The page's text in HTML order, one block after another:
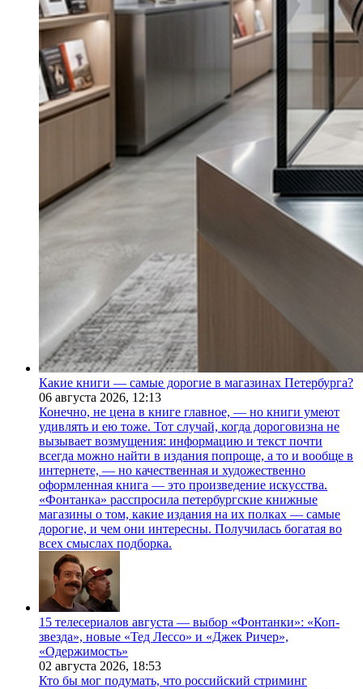
Какие книги — самые дорогие в магазинах Петербурга?
06 августа 2026, 12:13
Конечно, не цена в книге главное, — но книги умеют
удивлять и ею тоже. Тот случай, когда дороговизна не
вызывает возмущения: информацию и текст почти
всегда можно найти в издания попроще, а то и вообще в
интернете, — но качественная и художественно
оформленная книга — это произведение искусства.
«Фонтанка» расспросила петербургские книжные
магазины о том, какие издания на их полках — самые
дорогие, и чем они интересны. Получилась богатая во
всех смыслах подборка.
15 телесериалов августа — выбор «Фонтанки»: «Коп-
звезда», новые «Тед Лессо» и «Джек Ричер»,
«Одержимость»
02 августа 2026, 18:53
Кто бы мог подумать, что российский стриминг